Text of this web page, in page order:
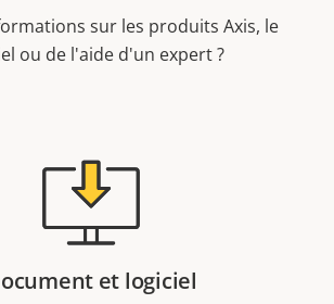
sur les produits Axis, le
ou de l'aide d'un expert ?
et logiciel